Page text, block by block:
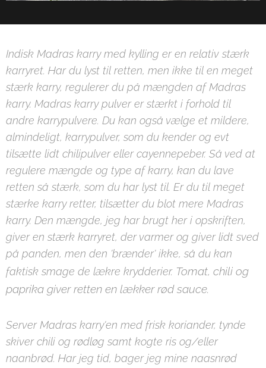
Indisk Madras karry med kylling er en relativ stærk
karryret. Har du lyst til retten, men ikke til en meget
stærk karry, regulerer du på mængden af Madras
karry. Madras karry pulver er stærkt i forhold til
andre karrypulvere. Du kan også vælge et mildere,
almindeligt, karrypulver, som du kender og evt
tilsætte lidt chilipulver eller cayennepeber. Så ved at
regulere mængde og type af karry, kan du lave
retten så stærk, som du har lyst til. Er du til meget
stærke karry retter, tilsætter du blot mere Madras
karry. Den mængde, jeg har brugt her i opskriften,
giver en stærk karryret, der varmer og giver lidt sved
på panden, men den 'brænder' ikke, så du kan
faktisk smage de lækre krydderier. Tomat, chili og
paprika giver retten en lækker rød sauce.
Server Madras karry'en med frisk koriander, tynde
skiver chili og rødløg samt kogte ris og/eller
naanbrød. Har jeg tid, bager jeg mine naasnrød